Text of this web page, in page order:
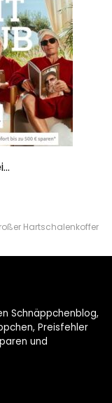
Hartschalenkoffer
Schnäppchenblog,
Preisfehler
und